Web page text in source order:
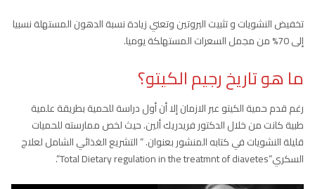
تخفيض النشويات و تثبيت البروتين وتعني زيادة نسبة الدهون المستهلة نسبيا
إلى 70% من مجمل السعرات المستهلكة يوميا.
ما هو تاريخ رجيم الكيتو؟
رغم قدم حمية الكيتو عبر الازمان إلا أن أول دراسة للحمية بطريقة علمية
طبية كانت من خلال الدكتور فريدريك ألين. حيث لخص ممارسته للحميات
قليلة النشويات في كتابه المنشور بعنوان. ” التشريع الغذائي الشامل لعلاج
السكري”Total Dietary regulation in the treatmnt of diavetes”.